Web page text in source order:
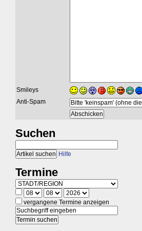
Smileys
Anti-Spam
Suchen
Hilfe
Termine
vergangene Termine anzeigen